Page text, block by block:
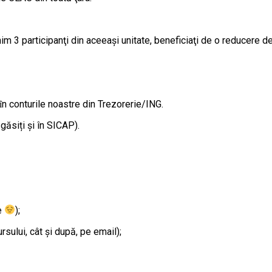
3 participanţi din aceeaşi unitate, beneficiaţi de o reducere
conturile noastre din Trezorerie/ING.
și în SICAP).
);
cât şi după, pe email);